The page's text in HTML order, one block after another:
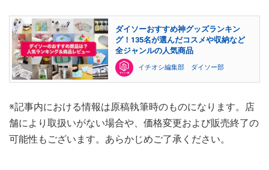
ダイソーおすすめ神グッズランキン
グ！135名が選んだコスメや収納など
全ジャンルの人気商品
イチオシ編集部 ダイソー部
※記事内における情報は原稿執筆時のものになります。店
舗により取扱いがない場合や、価格変更および販売終了の
可能性もございます。あらかじめご了承ください。